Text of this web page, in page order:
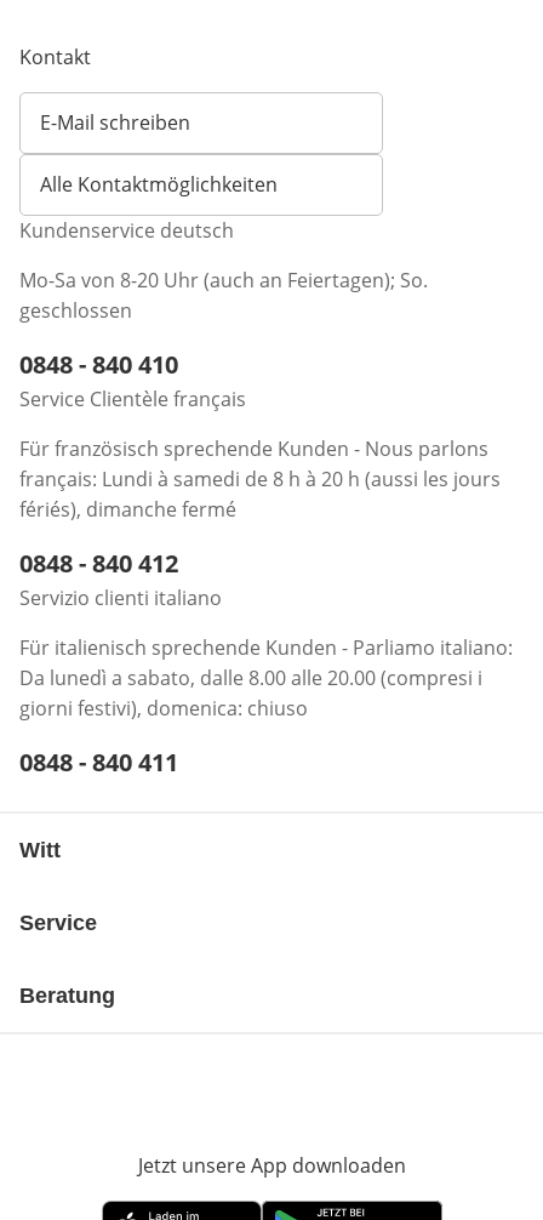
Kontakt
E-Mail schreiben
Öffnet E-Mail-Client
Alle Kontaktmöglichkeiten
Kundenservice deutsch
Mo-Sa von 8-20 Uhr (auch an Feiertagen); So.
geschlossen
Telefonnummer:
0848 - 840 410
Service Clientèle français
Für französisch sprechende Kunden - Nous parlons
français: Lundi à samedi de 8 h à 20 h (aussi les jours
fériés), dimanche fermé
Telefonnummer:
0848 - 840 412
Servizio clienti italiano
Für italienisch sprechende Kunden - Parliamo italiano:
Da lunedì a sabato, dalle 8.00 alle 20.00 (compresi i
giorni festivi), domenica: chiuso
Telefonnummer:
0848 - 840 411
Witt
Service
Beratung
Jetzt unsere App downloaden